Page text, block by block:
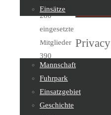
Einsätze
Mannschaft
Fuhrpark
Einsatzgebiet
Geschichte
280
eingesetzte
Mitglieder
390
Einsatzstunden
250
Tätigkeiten